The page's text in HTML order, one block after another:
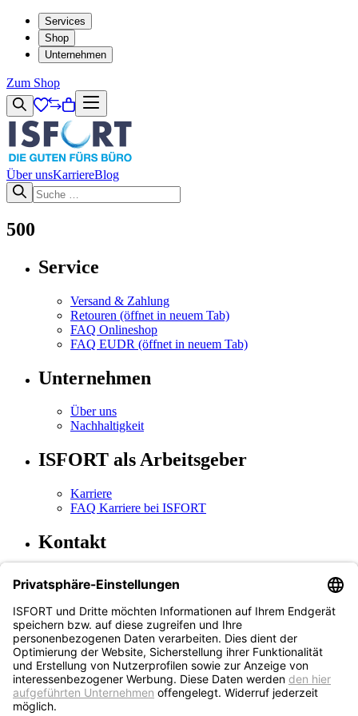
Services
Shop
Unternehmen
Zum Shop
Über unsKarriereBlog
500
Service
Versand & Zahlung
Retouren (öffnet in neuem Tab)
FAQ Onlineshop
FAQ EUDR (öffnet in neuem Tab)
Unternehmen
Über uns
Nachhaltigkeit
ISFORT als Arbeitsgeber
Karriere
FAQ Karriere bei ISFORT
Kontakt
Technischer Kundendienst
Newsletteranmeldung
(öffnet in neuem Tab)
Newsletterabmeldung(öffnet in neuem Tab)
Social Media
Instagram (öffnet in neuem Tab)
Facebook